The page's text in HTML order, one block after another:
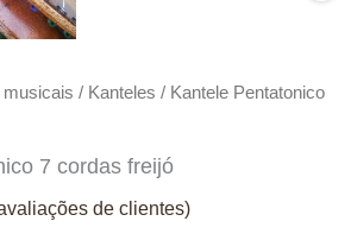
/ Kanteles / Kantele Pentatonico
7 cordas freijó
de clientes)